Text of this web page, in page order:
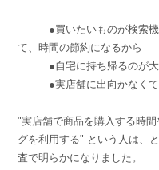
●買いたいものが検索機能
て、時間の節約になるから
●自宅に持ち帰るのが大
●実店舗に出向かなくて
"実店舗で商品を購入する時
グを利用する" という人は、
査で明らかになりました。